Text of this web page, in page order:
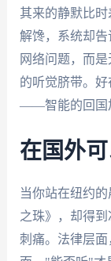
其来的静默比
解馋，系统却
网络问题，而
的听觉脐带。
——智能的回国
在国外可
当你站在纽约
之珠》，却得
刺痛。法律层